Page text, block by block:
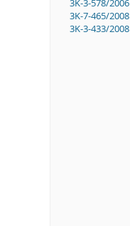
3K-3-578/2006
3K-7-465/2008
3K-3-433/2008